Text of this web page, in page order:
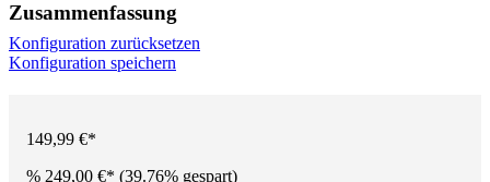
Zusammenfassung
Konfiguration zurücksetzen
Konfiguration speichern
149,99 €*
% 249,00 €* (39.76% gespart)